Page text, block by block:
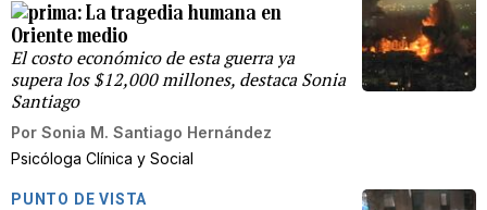
La tragedia humana en
Oriente medio
El costo económico de esta guerra ya
supera los $12,000 millones, destaca Sonia
Santiago
Por Sonia M. Santiago Hernández
Psicóloga Clínica y Social
PUNTO DE VISTA